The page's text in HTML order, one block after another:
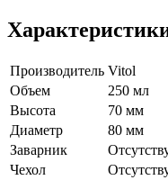
Производитель Vitol
Объем
250 мл
Высота
70 мм
Диаметр
80 мм
Заварник
Чехол